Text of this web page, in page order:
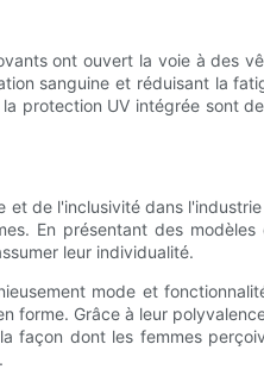
ont ouvert la voie à des
sanguine et réduisant la
protection UV intégrée sont
de l'inclusivité dans
En présentant des
leur individualité.
mode et
Grâce à leur
dont les femmes